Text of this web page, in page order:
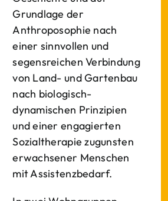
Grundlage der
Anthroposophie nach
einer sinnvollen und
segensreichen Verbindung
von Land- und Gartenbau
nach biologisch-
dynamischen Prinzipien
und einer engagierten
Sozialtherapie zugunsten
erwachsener Menschen
mit Assistenzbedarf.